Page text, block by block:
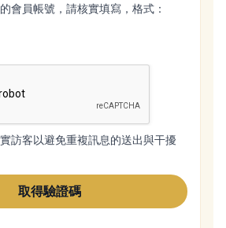
會員帳號，請核實填寫，格式：
訪客以避免重複訊息的送出與干擾